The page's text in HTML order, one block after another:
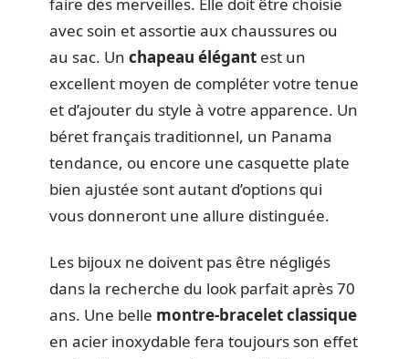
avec soin et assortie aux chaussures ou
au sac. Un chapeau élégant est un
excellent moyen de compléter votre tenue
et d’ajouter du style à votre apparence. Un
béret français traditionnel, un Panama
tendance, ou encore une casquette plate
bien ajustée sont autant d’options qui
vous donneront une allure distinguée.
Les bijoux ne doivent pas être négligés
dans la recherche du look parfait après 70
ans. Une belle montre-bracelet classique
en acier inoxydable fera toujours son effet